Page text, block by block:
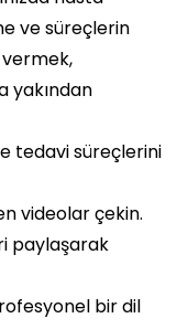
ve süreçlerin
yakından
tedavi süreçlerini
videolar çekin.
paylaşarak
bir dil